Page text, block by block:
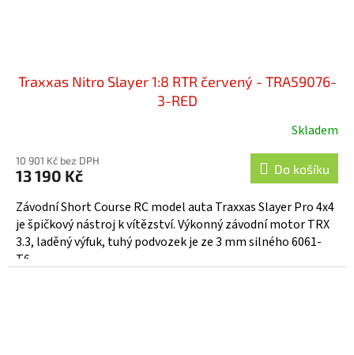
Traxxas Nitro Slayer 1:8 RTR červený - TRA59076-
3-RED
produktu
je
5,0
z
5
hvězdiček.
Skladem
10 901 Kč bez DPH
13 190 Kč Do košíku
Závodní Short Course RC model auta Traxxas Slayer Pro 4x4
je špičkový nástroj k vítězství. Výkonný závodní motor TRX
3.3, laděný výfuk, tuhý podvozek je ze 3 mm silného 6061-
T6...